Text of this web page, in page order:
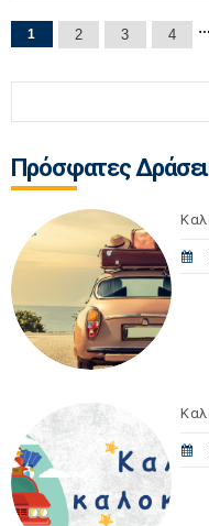
Σελίδες
1 2 3 4 …
Πρόσφατες